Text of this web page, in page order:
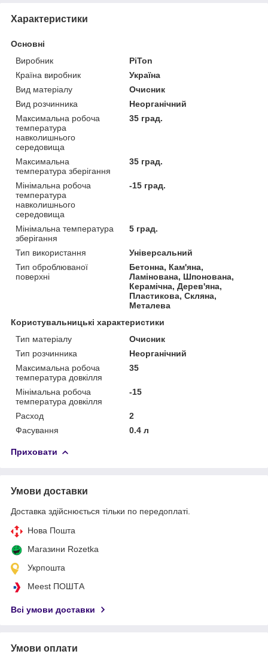
Характеристики
Основні
Виробник
PiTon
Країна виробник
Україна
Вид матеріалу
Очисник
Вид розчинника
Неорганічний
Максимальна робоча
температура
навколишнього
середовища
35 град.
Максимальна
температура зберігання
35 град.
Мінімальна робоча
температура
навколишнього
середовища
-15 град.
Мінімальна температура
зберігання
5 град.
Тип використання
Універсальний
Тип оброблюваної
поверхні
Бетонна, Кам'яна,
Ламінована, Шпонована,
Керамічна, Дерев'яна,
Пластикова, Скляна,
Металева
Користувальницькі характеристики
Тип матеріалу
Очисник
Тип розчинника
Неорганічний
Максимальна робоча
температура довкілля
35
Мінімальна робоча
температура довкілля
-15
Расход
2
Фасування
0.4 л
Приховати
Умови доставки
Доставка здійснюється тільки по передоплаті.
Нова Пошта
Магазини Rozetka
Укрпошта
Meest ПОШТА
Всі умови доставки
Умови оплати